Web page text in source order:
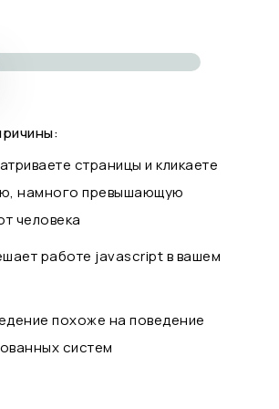
страницы и кликаете
намного превышающую
человека
работе javascript в вашем
похоже на поведение
систем